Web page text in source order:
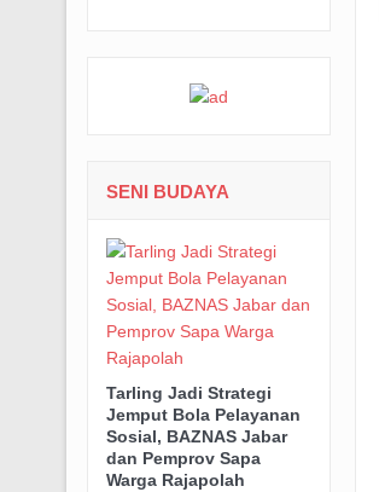
SENI BUDAYA
Tarling Jadi Strategi
Jemput Bola Pelayanan
Sosial, BAZNAS Jabar
dan Pemprov Sapa
Warga Rajapolah